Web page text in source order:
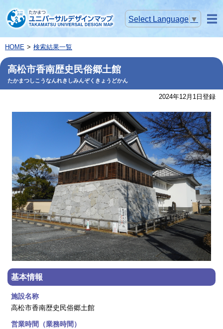
Select Language ▼
HOME 検索結果一覧
高松市香南歴史民俗郷土館
たかまつしこうなんれきしみんぞくきょうどかん
2024年12月1日登録
基本情報
施設名称
高松市香南歴史民俗郷土館
営業時間（業務時間）